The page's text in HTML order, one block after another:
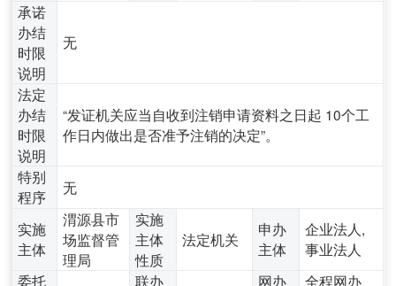
承诺
办结
时限
说明
无
法定
办结
时限
说明
“发证机关应当自收到注销申请资料之日起 10个工
作日内做出是否准予注销的决定”。
特别
程序
无
实施
主体
渭源县市
场监督管
理局
实施
主体
性质
法定机关
申办
主体
企业法人,
事业法人
委托
联办
网办
全程网办